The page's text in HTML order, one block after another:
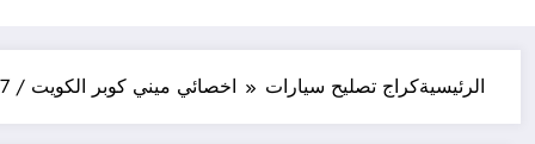
الرئيسيةكراج تصليح سيارات اخصائي ميني كوبر الكويت / 99527787 / كراج تصليح سيارات ميني كوبر